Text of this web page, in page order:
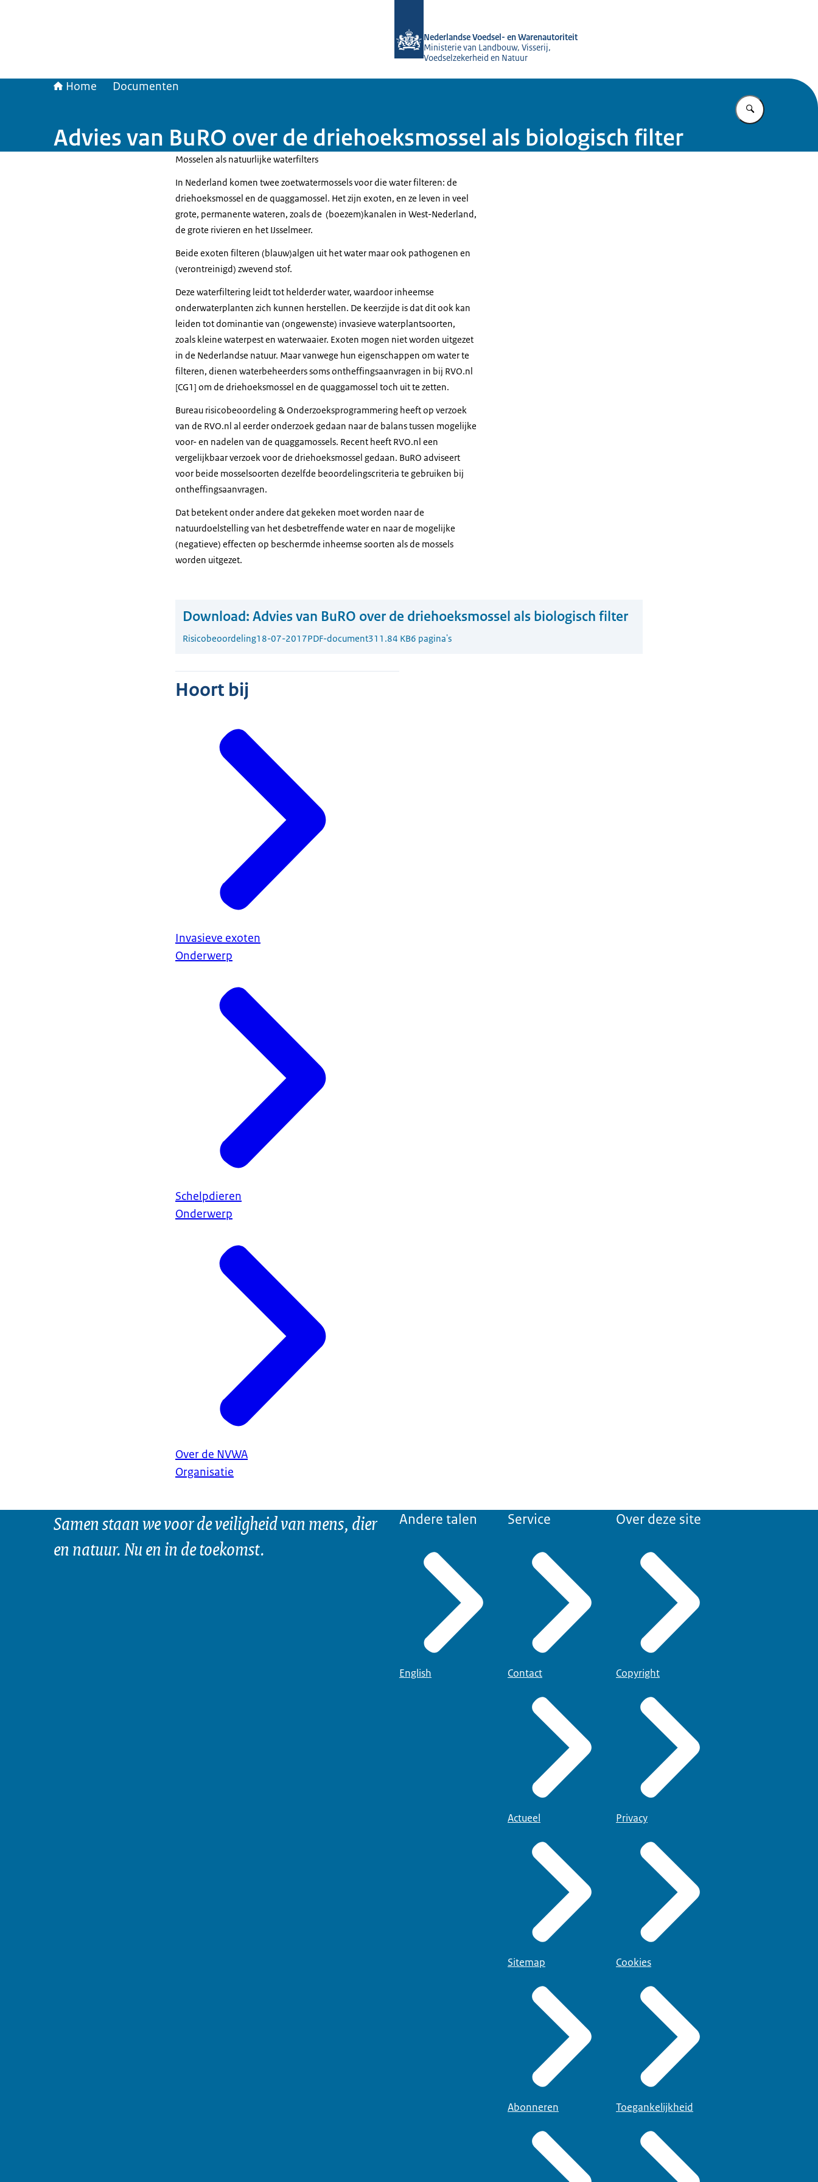
Nederlandse Voedsel- en Warenautoriteit
Ministerie van Landbouw, Visserij,
Voedselzekerheid en Natuur
Home Documenten
Vul in wat u
Advies van BuRO over de driehoeksmossel als biologisch filter
Mosselen als natuurlijke waterfilters
In Nederland komen twee zoetwatermossels voor die water filteren: de
driehoeksmossel en de quaggamossel. Het zijn exoten, en ze leven in veel
grote, permanente wateren, zoals de (boezem)kanalen in West-Nederland,
de grote rivieren en het IJsselmeer.
Beide exoten filteren (blauw)algen uit het water maar ook pathogenen en
(verontreinigd) zwevend stof.
Deze waterfiltering leidt tot helderder water, waardoor inheemse
onderwaterplanten zich kunnen herstellen. De keerzijde is dat dit ook kan
leiden tot dominantie van (ongewenste) invasieve waterplantsoorten,
zoals kleine waterpest en waterwaaier. Exoten mogen niet worden uitgezet
in de Nederlandse natuur. Maar vanwege hun eigenschappen om water te
filteren, dienen waterbeheerders soms ontheffingsaanvragen in bij RVO.nl
[CG1] om de driehoeksmossel en de quaggamossel toch uit te zetten.
Bureau risicobeoordeling & Onderzoeksprogrammering heeft op verzoek
van de RVO.nl al eerder onderzoek gedaan naar de balans tussen mogelijke
voor- en nadelen van de quaggamossels. Recent heeft RVO.nl een
vergelijkbaar verzoek voor de driehoeksmossel gedaan. BuRO adviseert
voor beide mosselsoorten dezelfde beoordelingscriteria te gebruiken bij
ontheffingsaanvragen.
Dat betekent onder andere dat gekeken moet worden naar de
natuurdoelstelling van het desbetreffende water en naar de mogelijke
(negatieve) effecten op beschermde inheemse soorten als de mossels
worden uitgezet.
Download: Advies van BuRO over de driehoeksmossel als biologisch filter
Risicobeoordeling18-07-2017PDF-document311.84 KB6 pagina's
Hoort bij
Invasieve exoten
Onderwerp
Schelpdieren
Onderwerp
Over de NVWA
Organisatie
Samen staan we voor de veiligheid van mens, dier
en natuur. Nu en in de toekomst.
Andere talen
English
Service
Contact
Actueel
Sitemap
Abonneren
Over deze site
Copyright
Privacy
Cookies
Toegankelijkheid